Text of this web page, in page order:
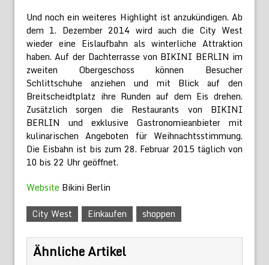
Und noch ein weiteres Highlight ist anzukündigen. Ab
dem 1. Dezember 2014 wird auch die City West
wieder eine Eislaufbahn als winterliche Attraktion
haben. Auf der Dachterrasse von BIKINI BERLIN im
zweiten Obergeschoss können Besucher
Schlittschuhe anziehen und mit Blick auf den
Breitscheidtplatz ihre Runden auf dem Eis drehen.
Zusätzlich sorgen die Restaurants von BIKINI
BERLIN und exklusive Gastronomieanbieter mit
kulinarischen Angeboten für Weihnachtsstimmung.
Die Eisbahn ist bis zum 28. Februar 2015 täglich von
10 bis 22 Uhr geöffnet.
Website Bikini Berlin
City West
Einkaufen shoppen
Ähnliche Artikel